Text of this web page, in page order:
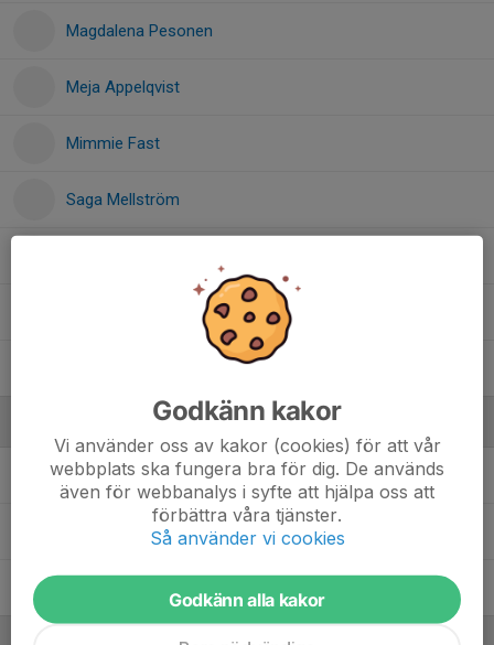
Magdalena Pesonen
Meja Appelqvist
Mimmie Fast
Saga Mellström
Jason MellströmHuvudtränare
Noel ArvehellLagledare
Huvudtränare
Godkänn kakor
Vi använder oss av kakor (cookies) för att vår
webbplats ska fungera bra för dig. De används
även för webbanalys i syfte att hjälpa oss att
förbättra våra tjänster.
Så använder vi cookies
Godkänn alla kakor